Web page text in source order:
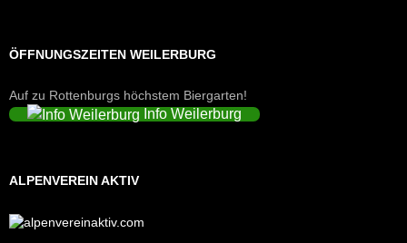
ÖFFNUNGSZEITEN WEILERBURG
Auf zu Rottenburgs höchstem Biergarten!
Info Weilerburg
ALPENVEREIN AKTIV